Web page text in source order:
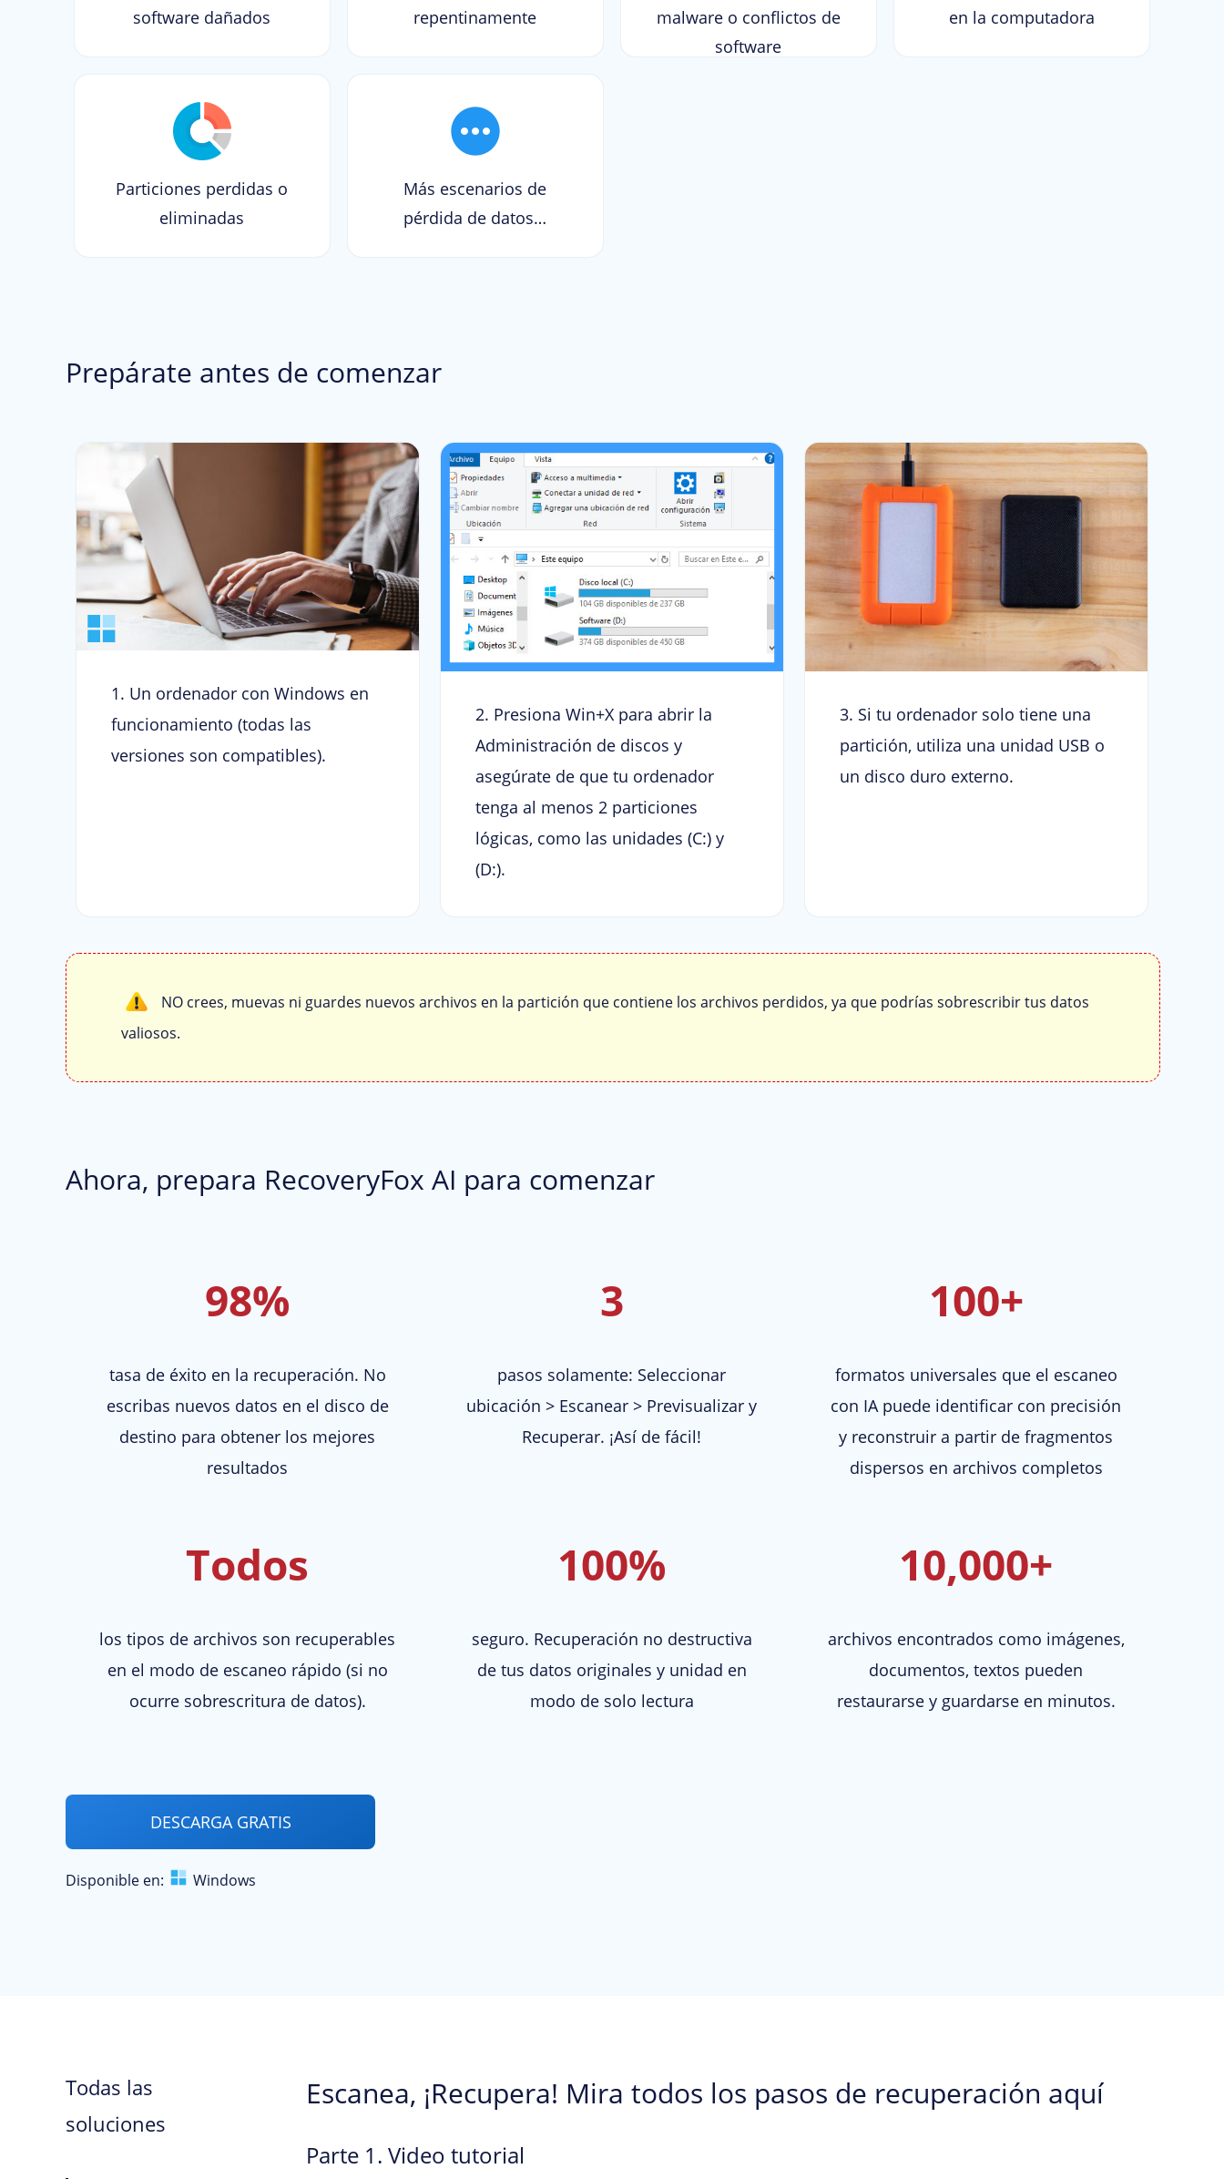
software dañados
repentinamente
malware o conflictos de
software
en la computadora
Particiones perdidas o
eliminadas
Más escenarios de
pérdida de datos…
Prepárate antes de comenzar
1. Un ordenador con Windows en
funcionamiento (todas las
versiones son compatibles).
2. Presiona Win+X para abrir la
Administración de discos y
asegúrate de que tu ordenador
tenga al menos 2 particiones
lógicas, como las unidades (C:) y
(D:).
3. Si tu ordenador solo tiene una
partición, utiliza una unidad USB o
un disco duro externo.
NO crees, muevas ni guardes nuevos archivos en la partición que contiene los archivos perdidos, ya que podrías sobrescribir tus datos
valiosos.
Ahora, prepara RecoveryFox AI para comenzar
98%
tasa de éxito en la recuperación. No
escribas nuevos datos en el disco de
destino para obtener los mejores
resultados
3
pasos solamente: Seleccionar
ubicación > Escanear > Previsualizar y
Recuperar. ¡Así de fácil!
100+
formatos universales que el escaneo
con IA puede identificar con precisión
y reconstruir a partir de fragmentos
dispersos en archivos completos
Todos
los tipos de archivos son recuperables
en el modo de escaneo rápido (si no
ocurre sobrescritura de datos).
100%
seguro. Recuperación no destructiva
de tus datos originales y unidad en
modo de solo lectura
10,000+
archivos encontrados como imágenes,
documentos, textos pueden
restaurarse y guardarse en minutos.
DESCARGA GRATIS
Disponible en: Windows
Todas las
soluciones
Escanea, ¡Recupera! Mira todos los pasos de recuperación aquí
Parte 1. Video tutorial